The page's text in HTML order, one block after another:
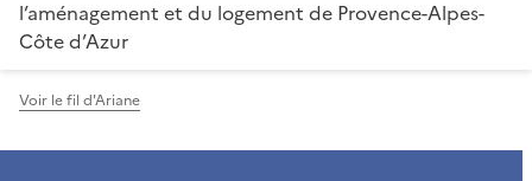
l’aménagement et du logement de Provence-Alpes-
Côte d’Azur
Voir le fil d'Ariane